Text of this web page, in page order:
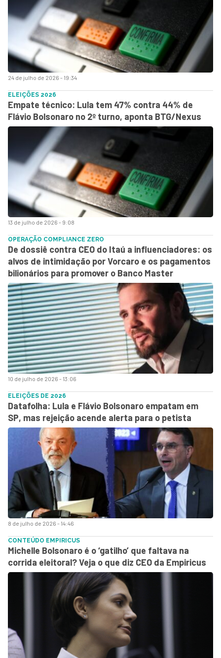
24 de julho de 2026 - 19:34
13 de julho de 2026 - 9:08
ELEIÇÕES 2026
Empate técnico: Lula tem 47% contra 44% de
Flávio Bolsonaro no 2º turno, aponta BTG/Nexus
10 de julho de 2026 - 13:06
OPERAÇÃO COMPLIANCE ZERO
De dossiê contra CEO do Itaú a influenciadores: os
alvos de intimidação por Vorcaro e os pagamentos
bilionários para promover o Banco Master
8 de julho de 2026 - 14:46
ELEIÇÕES DE 2026
Datafolha: Lula e Flávio Bolsonaro empatam em
SP, mas rejeição acende alerta para o petista
CONTEÚDO EMPIRICUS
Michelle Bolsonaro é o ‘gatilho’ que faltava na
corrida eleitoral? Veja o que diz CEO da Empiricus